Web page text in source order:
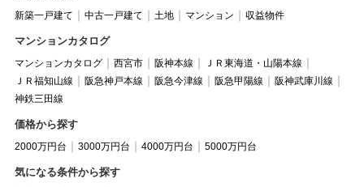
新築一戸建て 中古一戸建て 土地 マンション 収益物件
マンションカタログ
マンションカタログ 西宮市 阪神本線
ＪＲ東海道・山陽本線
ＪＲ福知山線
阪急神戸本線 阪急今津線 阪急甲陽線
阪神武庫川線
神鉄三田線
価格から探す
2000万円台 3000万円台 4000万円台 5000万円台
気になる条件から探す